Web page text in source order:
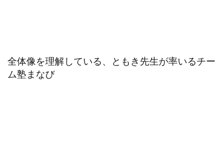
全体像を理解している、ともき先生が率いるチー
ム塾まなび